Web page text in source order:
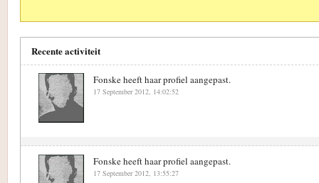
Recente activiteit
Fonske heeft haar profiel aangepast.
17 September 2012, 14:02:52
Fonske heeft haar profiel aangepast.
17 September 2012, 13:55:27